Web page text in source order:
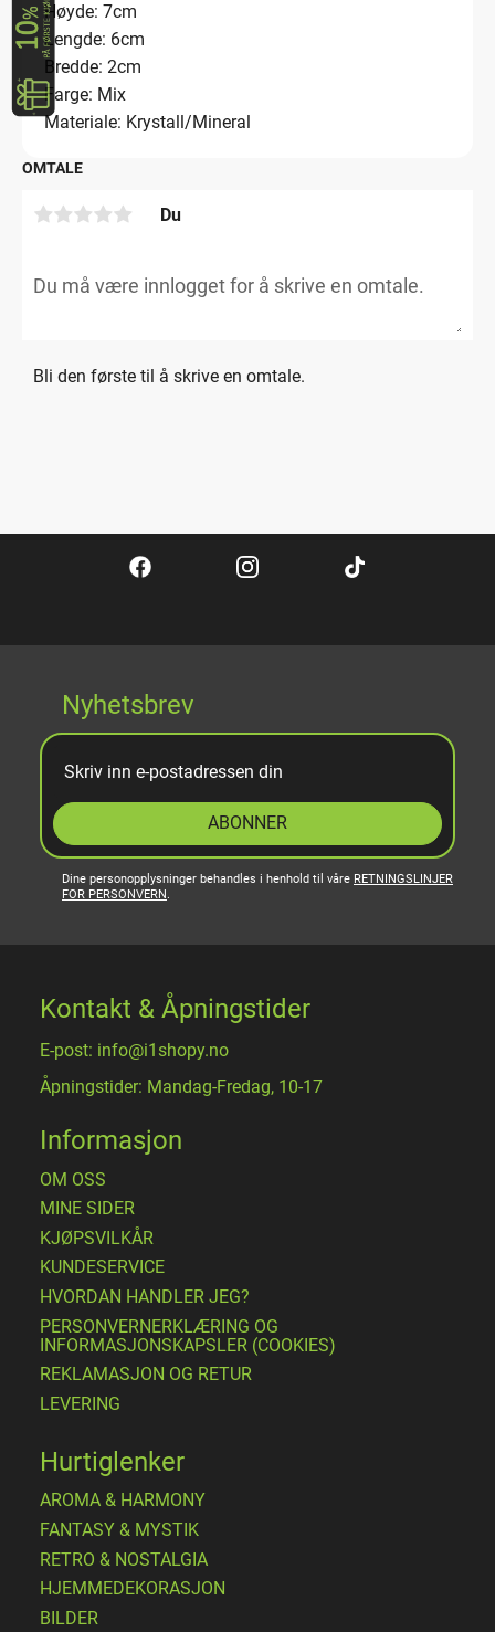
Høyde: 7cm
Lengde: 6cm
Bredde: 2cm
Farge: Mix
Materiale: Krystall/Mineral
OMTALE
Du
Bli den første til å skrive en omtale.
Nyhetsbrev
ABONNER
Dine personopplysninger behandles i henhold til våre RETNINGSLINJER
FOR PERSONVERN.
Kontakt & Åpningstider
E-post: info@i1shopy.no
Åpningstider: Mandag-Fredag, 10-17
Informasjon
OM OSS
MINE SIDER
​KJØPSVILKÅR
KUNDESERVICE
HVORDAN HANDLER JEG?
PERSONVERNERKLÆRING OG
INFORMASJONSKAPSLER (COOKIES)
REKLAMASJON OG RETUR
LEVERING
Hurtiglenker
AROMA & HARMONY
FANTASY & MYSTIK
RETRO & NOSTALGIA
HJEMMEDEKORASJON
BILDER